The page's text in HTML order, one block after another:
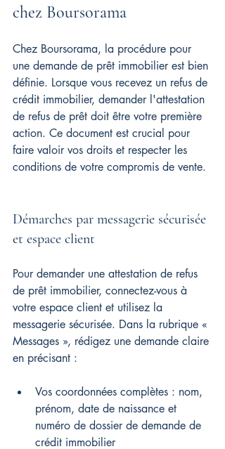
chez Boursorama
Chez Boursorama, la procédure pour
une demande de prêt immobilier est bien
définie. Lorsque vous recevez un refus de
crédit immobilier, demander l'attestation
de refus de prêt doit être votre première
action. Ce document est crucial pour
faire valoir vos droits et respecter les
conditions de votre compromis de vente.
Démarches par messagerie sécurisée
et espace client
Pour demander une attestation de refus
de prêt immobilier, connectez-vous à
votre espace client et utilisez la
messagerie sécurisée. Dans la rubrique «
Messages », rédigez une demande claire
en précisant :
Vos coordonnées complètes : nom,
prénom, date de naissance et
numéro de dossier de demande de
crédit immobilier